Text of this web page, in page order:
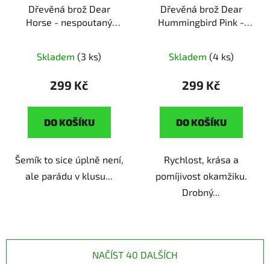
Dřevěná brož Dear
Horse - nespoutaný
milovníky koňů
Skladem (3 ks)
299 Kč
DO KOŠÍKU
Šemík to sice úplně není,
ale parádu v klusu...
Dřevěná brož Dear
Hummingbird Pink -
pro milovníky přírody
Skladem (4 ks)
299 Kč
DO KOŠÍKU
Rychlost, krása a
pomíjivost okamžiku.
Drobný...
NAČÍST 40 DALŠÍCH